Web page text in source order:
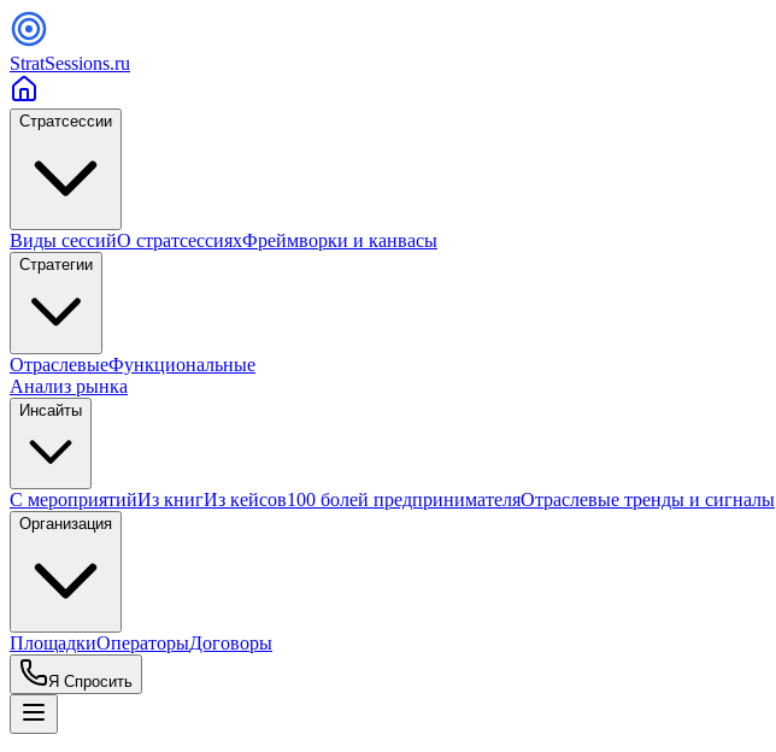
StratSessions.ru
Стратсессии
Виды сессийО стратсессияхФреймворки и канвасы
Стратегии
ОтраслевыеФункциональные
Анализ рынка
Инсайты
С мероприятийИз книгИз кейсов100 болей предпринимателяОтраслевые тренды и сигналы
Организация
ПлощадкиОператорыДоговоры
Я Спросить